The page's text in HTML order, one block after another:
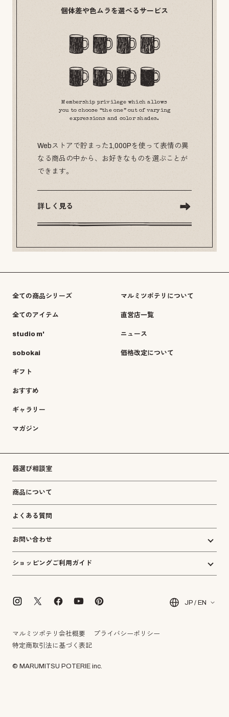
個体差や色ムラを選べるサービス
Membership privilege which allows
you to choose “the one” out of varying
expressions and color shades.
Webストアで貯まった1,000Pを使って表情の異
なる商品の中から、お好きなものを選ぶことが
できます。
詳しく見る
全ての商品シリーズ
全てのアイテム
studio m'
sobokai
ギフト
おすすめ
ギャラリー
マガジン
マルミツポテリについて
直営店一覧
ニュース
価格改定について
器選び相談室
商品について
よくある質問
お問い合わせ
ショッピングご利用ガイド
JP / EN
マルミツポテリ会社概要
プライバシーポリシー
特定商取引法に基づく表記
© MARUMITSU POTERIE inc.